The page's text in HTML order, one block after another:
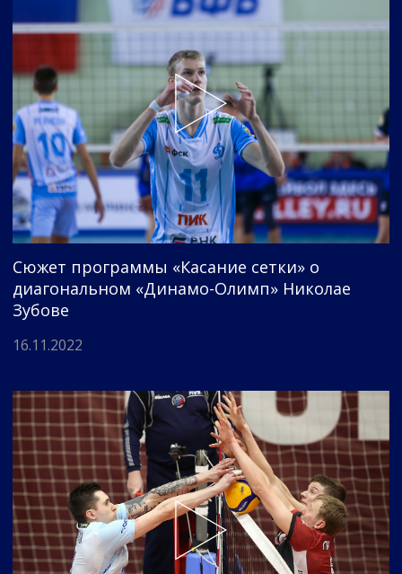
Сюжет программы «Касание сетки» о
диагональном «Динамо-Олимп» Николае
Зубове
16.11.2022